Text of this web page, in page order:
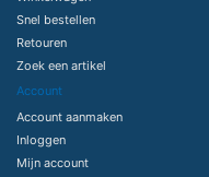
Snel bestellen
Retouren
Zoek een artikel
Account
Account aanmaken
Inloggen
Mijn account